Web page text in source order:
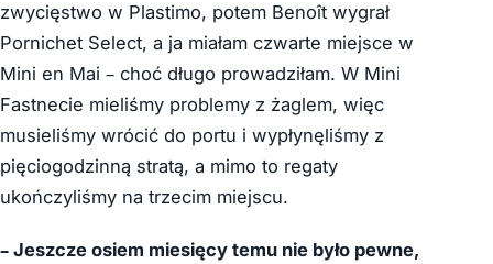
zwycięstwo w Plastimo, potem Benoît wygrał
Pornichet Select, a ja miałam czwarte miejsce w
Mini en Mai – choć długo prowadziłam. W Mini
Fastnecie mieliśmy problemy z żaglem, więc
musieliśmy wrócić do portu i wypłynęliśmy z
pięciogodzinną stratą, a mimo to regaty
ukończyliśmy na trzecim miejscu.
– Jeszcze osiem miesięcy temu nie było pewne,